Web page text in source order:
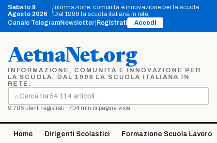
Vai
contenuto
Sabato 8
Agosto 2026
Informazione, comunità e innovazione per la scuola.
Dal 1998 la scuola italiana in rete.
Canale TelegramNewsletter Registrati Accedi
AetnaNet.org
INFORMAZIONE, COMUNITÀ E INNOVAZIONE PER
LA SCUOLA. DAL 1998 LA SCUOLA ITALIANA IN
RETE.
⌕
Cerca
9.786 utenti registrati · 704 mln di pagine viste
Home Dirigenti Scolastici Formazione Scuola Lavoro